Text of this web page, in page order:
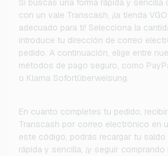
Si buscas una forma rápida y sencilla
con un vale Transcash, ¡la tienda
adecuado para ti! Selecciona la
introduce tu dirección de correo
pedido. A continuación, elige entre
métodos de pago seguro, como
o Klarna Sofortüberweisung.
En cuanto completes tu pedido,
Transcash por correo electrónico en
este código, podrás recargar tu
rápida y sencilla, ¡y seguir comprando